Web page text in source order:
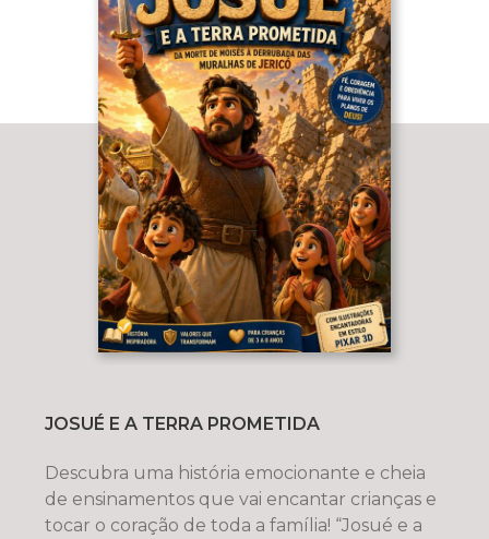
JOSUÉ E A TERRA PROMETIDA
Descubra uma história emocionante e cheia
de ensinamentos que vai encantar crianças e
tocar o coração de toda a família! “Josué e a